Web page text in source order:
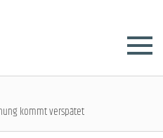
kommt verspätet